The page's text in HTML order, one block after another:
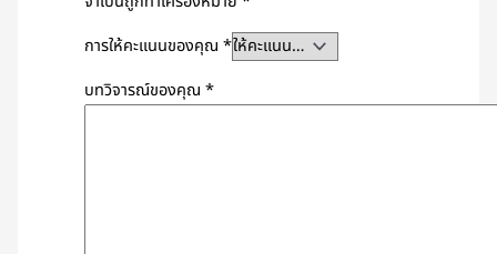
การให้คะแนนของคุณ*
บทวิจารณ์ของคุณ*